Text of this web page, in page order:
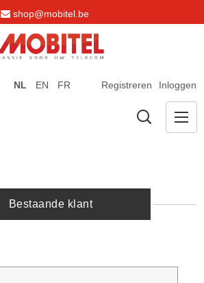
shop@mobitel.be
Registreren Inloggen
NL EN FR
Bestaande klant